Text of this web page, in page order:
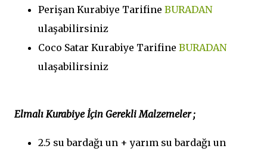
Perişan Kurabiye Tarifine BURADAN
ulaşabilirsiniz
Coco Satar Kurabiye Tarifine BURADAN
ulaşabilirsiniz
Elmalı Kurabiye İçin Gerekli Malzemeler ;
2.5 su bardağı un + yarım su bardağı un